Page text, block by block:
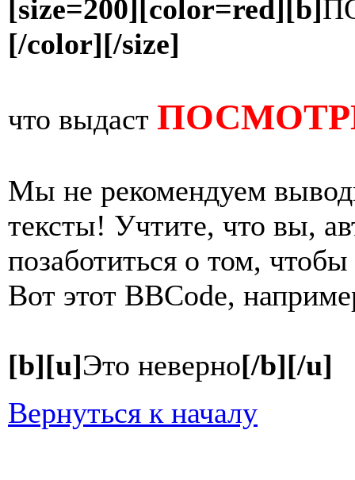
[size=200][color=red][b]
[/color][/size]
что выдаст
Мы не рекомендуем
тексты! Учтите, что вы,
позаботиться о том,
Вот этот BBCode,
[b][u]Это неверно[/b][/u]
Вернуться к началу